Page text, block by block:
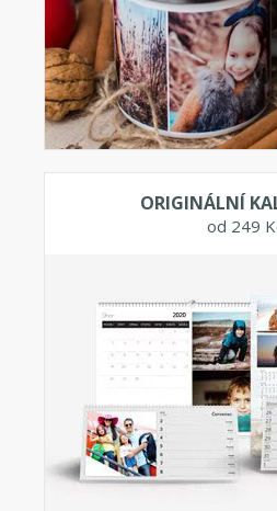
ORIGINÁLNÍ
od 249